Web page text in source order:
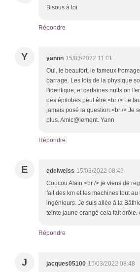
Bisous à toi
Répondre
Y yannn 15/03/2022 11:01
Oui, le beaufort, le fameux
barrage. Les lois de la physique
l'identique, et certaines nuits on
des épilobes peut être.<br /> Le
jamais posé la question.<br /> Je
plus. Amic@lement. Yann
Répondre
E edelweiss 15/03/2022 08:49
Coucou Alain <br /> je viens de
fait des km et les machines tout
ingénieurs. Je suis allée à la
teinte jaune orangé cela fait
Répondre
J jacques05100 15/03/2022 08:48